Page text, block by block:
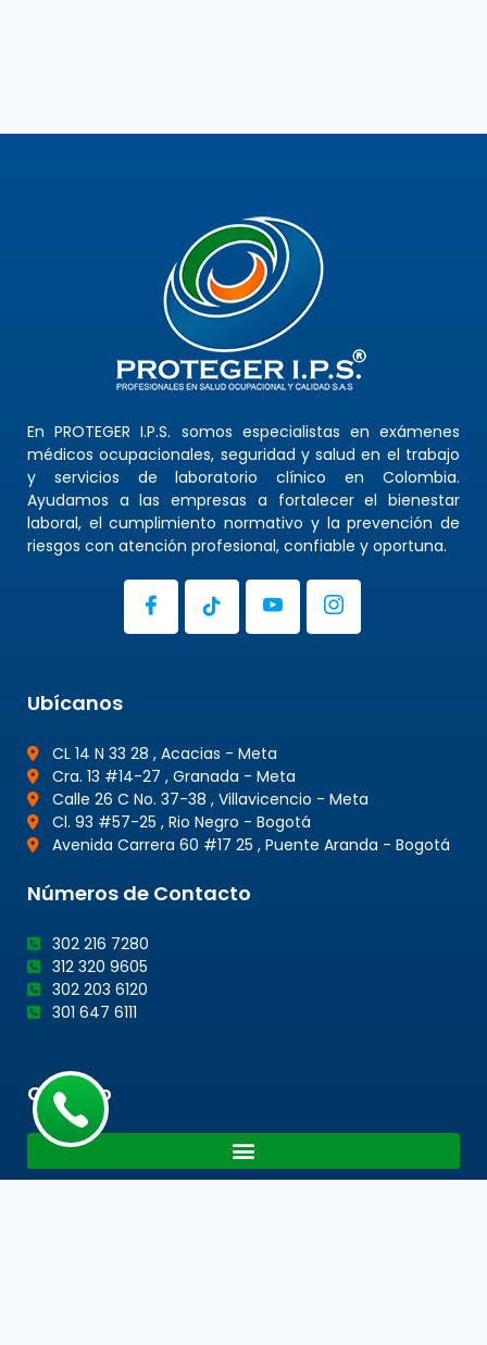
En PROTEGER I.P.S. somos especialistas en exámenes
médicos ocupacionales, seguridad y salud en el trabajo
y servicios de laboratorio clínico en Colombia.
Ayudamos a las empresas a fortalecer el bienestar
laboral, el cumplimiento normativo y la prevención de
riesgos con atención profesional, confiable y oportuna.
Ubícanos
CL 14 N 33 28 , Acacias - Meta
Cra. 13 #14-27 , Granada - Meta
Calle 26 C No. 37-38 , Villavicencio - Meta
Cl. 93 #57-25 , Rio Negro - Bogotá
Avenida Carrera 60 #17 25 , Puente Aranda - Bogotá
Números de Contacto
302 216 7280
312 320 9605
302 203 6120
301 647 6111
Cotacto